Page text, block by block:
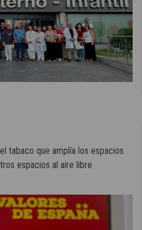
tabaco que amplía los espacios
espacios al aire libre